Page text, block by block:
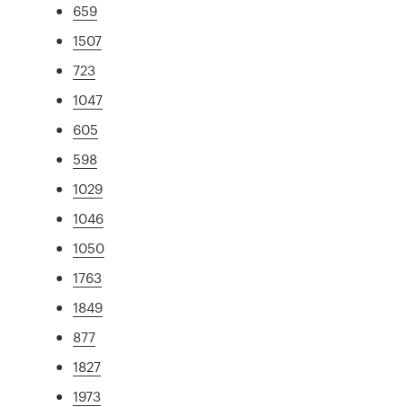
659
1507
723
1047
605
598
1029
1046
1050
1763
1849
877
1827
1973